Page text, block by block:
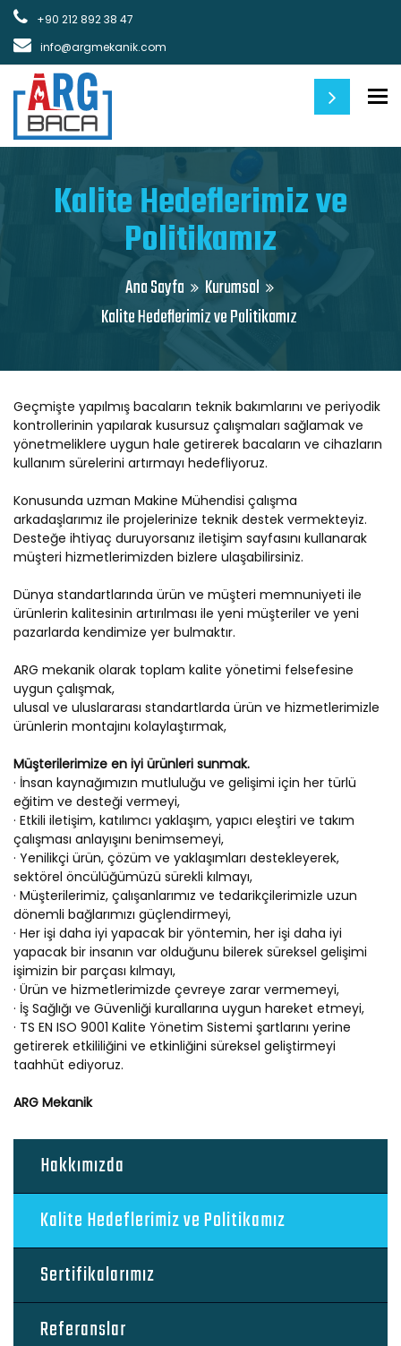
+90 212 892 38 47
info@argmekanik.com
Kalite Hedeflerimiz ve
Politikamız
Ana Sayfa
Kurumsal
Kalite Hedeflerimiz ve Politikamız
Hakkımızda
Kalite Hedeflerimiz ve Politikamız
Sertifikalarımız
Referanslar
Geçmişte yapılmış bacaların teknik bakımlarını ve periyodik
kontrollerinin yapılarak kusursuz çalışmaları sağlamak ve
yönetmeliklere uygun hale getirerek bacaların ve cihazların
kullanım sürelerini artırmayı hedefliyoruz.
Konusunda uzman Makine Mühendisi çalışma
arkadaşlarımız ile projelerinize teknik destek vermekteyiz.
Desteğe ihtiyaç duruyorsanız iletişim sayfasını kullanarak
müşteri hizmetlerimizden bizlere ulaşabilirsiniz.
Dünya standartlarında ürün ve müşteri memnuniyeti ile
ürünlerin kalitesinin artırılması ile yeni müşteriler ve yeni
pazarlarda kendimize yer bulmaktır.
ARG mekanik olarak toplam kalite yönetimi felsefesine
uygun çalışmak,
ulusal ve uluslararası standartlarda ürün ve hizmetlerimizle
ürünlerin montajını kolaylaştırmak,
Müşterilerimize en iyi ürünleri sunmak.
· İnsan kaynağımızın mutluluğu ve gelişimi için her türlü
eğitim ve desteği vermeyi,
· Etkili iletişim, katılımcı yaklaşım, yapıcı eleştiri ve takım
çalışması anlayışını benimsemeyi,
· Yenilikçi ürün, çözüm ve yaklaşımları destekleyerek,
sektörel öncülüğümüzü sürekli kılmayı,
· Müşterilerimiz, çalışanlarımız ve tedarikçilerimizle uzun
dönemli bağlarımızı güçlendirmeyi,
· Her işi daha iyi yapacak bir yöntemin, her işi daha iyi
yapacak bir insanın var olduğunu bilerek süreksel gelişimi
işimizin bir parçası kılmayı,
· Ürün ve hizmetlerimizde çevreye zarar vermemeyi,
· İş Sağlığı ve Güvenliği kurallarına uygun hareket etmeyi,
· TS EN ISO 9001 Kalite Yönetim Sistemi şartlarını yerine
getirerek etkililiğini ve etkinliğini süreksel geliştirmeyi
taahhüt ediyoruz.
ARG Mekanik